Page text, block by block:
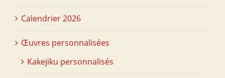
Calendrier 2026
Œuvres personnalisées
Kakejiku personnalisés